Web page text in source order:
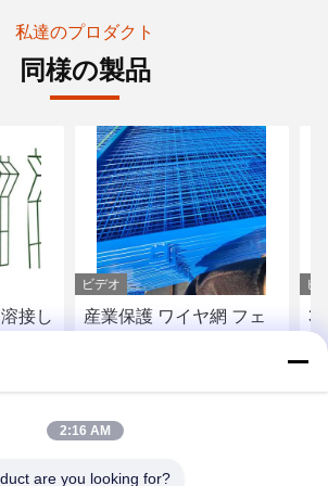
私達のプロダクト
同様の製品
フェ
ス 鉄
せ
ビデオ
304 316 鉄鋼鉄筋 牛のフ
お問い合わせ
2:16 AM
are you looking for?